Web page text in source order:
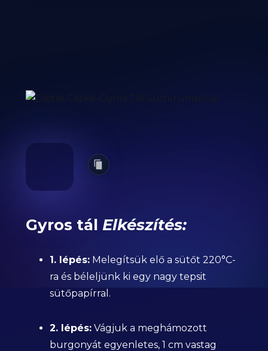
Gyros tál Elkészítés:
1. lépés:Melegítsük elő a sütőt 220°C-
ra és béleljünk ki egy nagy tepsit
sütőpapírral.
2. lépés:Vágjuk a meghámozott
burgonyát egyenletes, 1 cm vastag